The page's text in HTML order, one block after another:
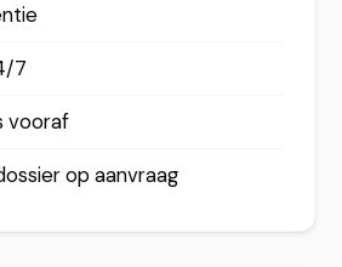
7
vooraf
op aanvraag